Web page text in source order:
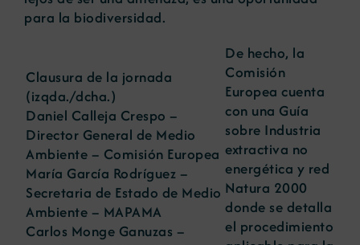
para la biodiversidad.
Clausura de la jornada
(izqda./dcha.)
Daniel Calleja Crespo –
Director General de Medio
Ambiente – Comisión Europea
María García Rodríguez –
Secretaria de Estado de Medio
Ambiente – MAPAMA
Carlos Monge Ganuzas –
De hecho, la
Comisión
Europea cuenta
con una Guía
sobre Industria
extractiva no
energética y red
Natura 2000
donde se detalla
el procedimiento